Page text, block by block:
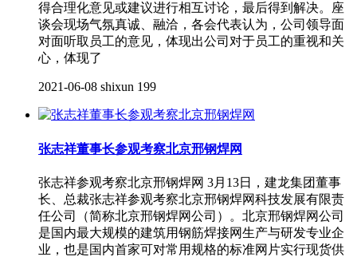
得合理化意见或建议进行相互讨论，最后得到解决。座
谈会现场气氛真诚、融洽，各会代表认为，公司领导面
对面听取员工的意见，体现出公司对于员工的重视和关
心，体现了
2021-06-08 shixun 199
张志祥董事长参观考察北京邢钢焊网
张志祥参观考察北京邢钢焊网 3月13日，建龙集团董事
长、总裁张志祥参观考察北京邢钢焊网科技发展有限责
任公司（简称北京邢钢焊网公司）。北京邢钢焊网公司
是国内最大规模的建筑用钢筋焊接网生产与研发专业企
业，也是国内首家可对常用规格的标准网片实行现货供